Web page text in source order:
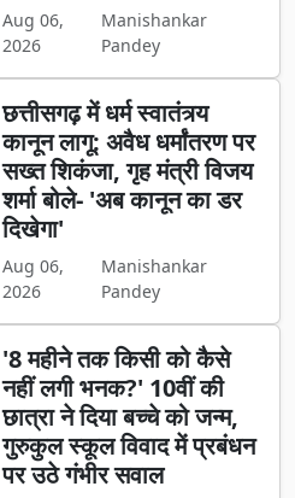
Aug 06,
2026
Manishankar
Pandey
छत्तीसगढ़ में धर्म स्वातंत्र्य
कानून लागू: अवैध धर्मांतरण पर
सख्त शिकंजा, गृह मंत्री विजय
शर्मा बोले- 'अब कानून का डर
दिखेगा'
Aug 06,
2026
Manishankar
Pandey
'8 महीने तक किसी को कैसे
नहीं लगी भनक?' 10वीं की
छात्रा ने दिया बच्चे को जन्म,
गुरुकुल स्कूल विवाद में प्रबंधन
पर उठे गंभीर सवाल